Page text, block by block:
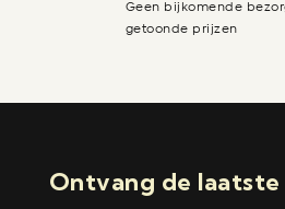
Geen bijkomende
getoonde prijzen
Ontvang de